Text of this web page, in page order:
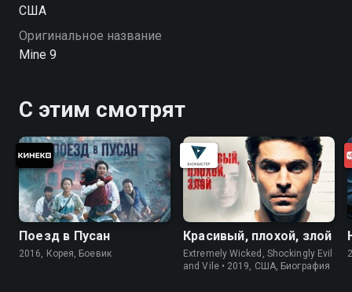
США
Оригинальное название
Mine 9
С этим смотрят
Поезд в Пусан
2016, Корея, Боевик
Красивый, плохой, злой
Extremely Wicked, Shockingly Evil
and Vile • 2019, США, Биография